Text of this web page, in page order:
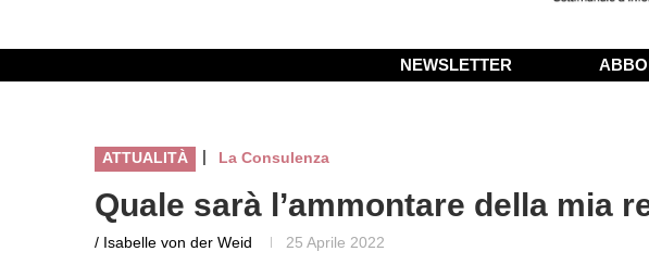
NEWSLETTER
ATTUALITÀ | La Consulenza
Quale sarà l’ammontare della mia
/ Isabelle von der Weid 25 Aprile 2022